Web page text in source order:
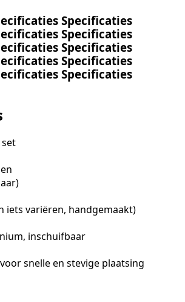
Specificaties
Specificaties
Specificaties
Specificaties
Specificaties
iets variëren, handgemaakt)
inschuifbaar
snelle en stevige plaatsing